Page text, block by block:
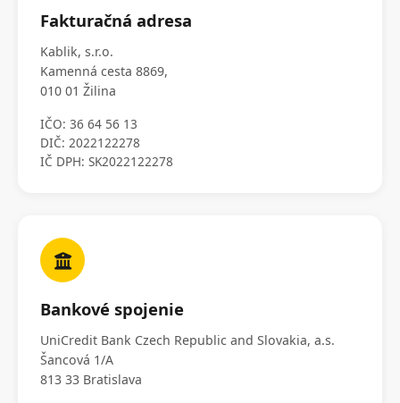
Fakturačná adresa
Kablik, s.r.o.
Kamenná cesta 8869,
010 01 Žilina
IČO: 36 64 56 13
DIČ: 2022122278
IČ DPH: SK2022122278
Bankové spojenie
UniCredit Bank Czech Republic and Slovakia, a.s.
Šancová 1/A
813 33 Bratislava